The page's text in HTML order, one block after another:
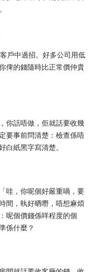
戶中過招。好多公司用低
俾的錢隨時比正常價仲貴
你話唔做，佢就話要收幾
要事前問清楚：檢查係唔
白紙黑字寫清楚。
哇，你呢個好嚴重喎，要
間，執好晒嘢，唔想麻煩
呢個價錢係咩程度的個
係什麼？